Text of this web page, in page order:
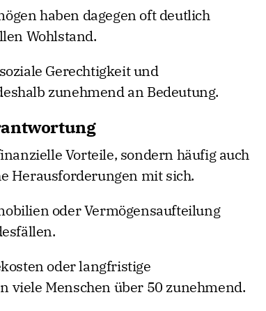
haben dagegen oft deutlich
Wohlstand.
Gerechtigkeit und
zunehmend an Bedeutung.
Vorteile, sondern häufig auch
Herausforderungen mit sich.
oder Vermögensaufteilung
oder langfristige
viele Menschen über 50 zunehmend.